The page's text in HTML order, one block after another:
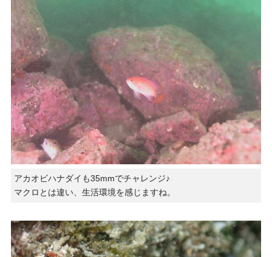
アカオビハナダイも35mmでチャレンジ♪
マクロとは違い、生活環境を感じますね。